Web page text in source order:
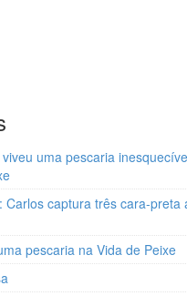
uma pescaria
Carlos captura três cara-preta
pescaria na Vida de Peixe